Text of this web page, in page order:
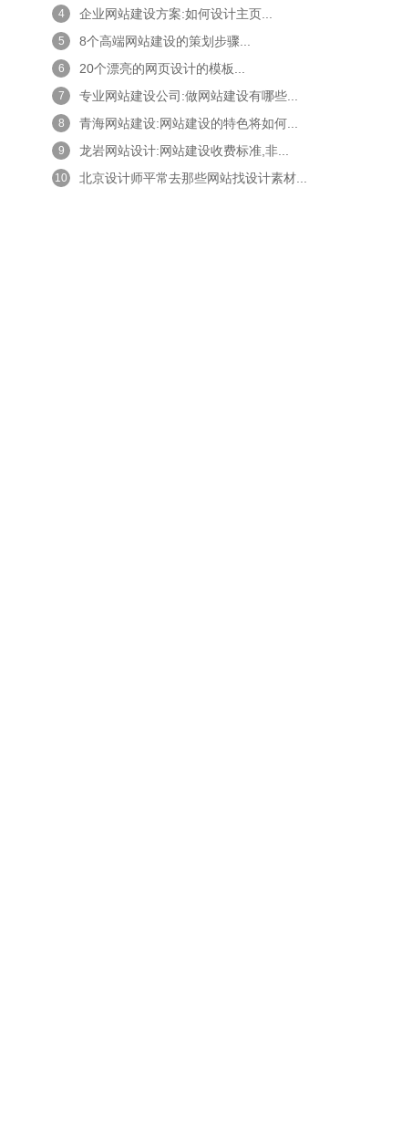
4 企业网站建设方案:如何设计主页...
5 8个高端网站建设的策划步骤...
6 20个漂亮的网页设计的模板...
7 专业网站建设公司:做网站建设有哪些...
8 青海网站建设:网站建设的特色将如何...
9 龙岩网站设计:网站建设收费标准,非...
10 北京设计师平常去那些网站找设计素材...